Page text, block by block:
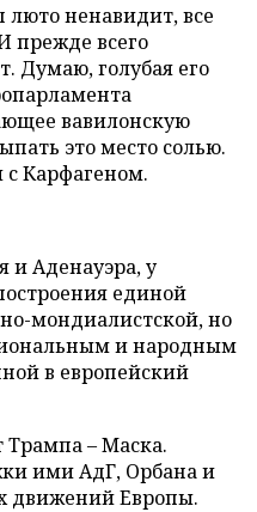
люто ненавидит, все
прежде всего
Думаю, голубая его
вавилонскую
это место солью.
Карфагеном.
и Аденауэра, у
единой
мондиалистской, но
и народным
в европейский
Трампа – Маска.
ими АдГ, Орбана и
движений Европы.